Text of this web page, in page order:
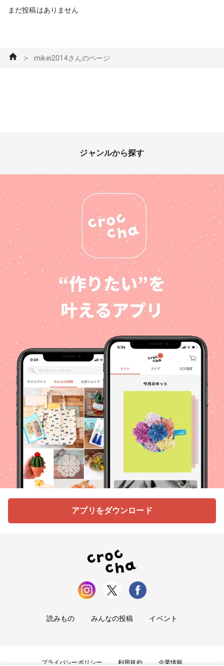
まだ投稿はありません
＞ mikei2014さんのページ
ジャンルから探す
アプリをダウンロード
読みもの みんなの投稿 イベント
プライバシーポリシー 利用規約 企業情報